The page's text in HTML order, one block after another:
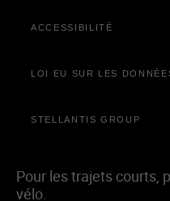
ACCESSIBILITÉ
LOI EU SUR LES
STELLANTIS GROUP
Pour les trajets courts,
vélo.